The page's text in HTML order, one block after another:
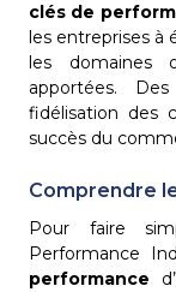
clés de
les entreprises à
les domaines
apportées.
fidélisation des
succès du
Comprendre
Pour faire
Performance
performance